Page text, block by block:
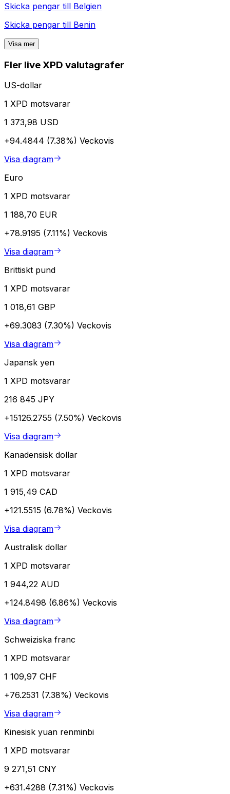
Skicka pengar till Belgien
Skicka pengar till Benin
Visa mer
Fler live XPD valutagrafer
US-dollar
1 XPD motsvarar
1 373,98 USD
+94.4844 (7.38%) Veckovis
Visa diagram
Euro
1 XPD motsvarar
1 188,70 EUR
+78.9195 (7.11%) Veckovis
Visa diagram
Brittiskt pund
1 XPD motsvarar
1 018,61 GBP
+69.3083 (7.30%) Veckovis
Visa diagram
Japansk yen
1 XPD motsvarar
216 845 JPY
+15126.2755 (7.50%) Veckovis
Visa diagram
Kanadensisk dollar
1 XPD motsvarar
1 915,49 CAD
+121.5515 (6.78%) Veckovis
Visa diagram
Australisk dollar
1 XPD motsvarar
1 944,22 AUD
+124.8498 (6.86%) Veckovis
Visa diagram
Schweiziska franc
1 XPD motsvarar
1 109,97 CHF
+76.2531 (7.38%) Veckovis
Visa diagram
Kinesisk yuan renminbi
1 XPD motsvarar
9 271,51 CNY
+631.4288 (7.31%) Veckovis